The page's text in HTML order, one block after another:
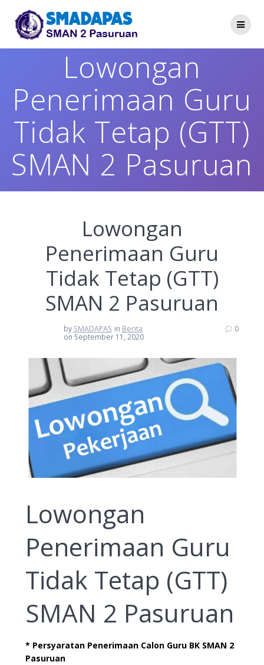
to
content
Lowongan
Penerimaan Guru
Tidak Tetap (GTT)
SMAN 2 Pasuruan
Lowongan
Penerimaan Guru
Tidak Tetap (GTT)
SMAN 2 Pasuruan
by SMADAPAS in Berita
on September 11, 2020
0
Lowongan
Penerimaan Guru
Tidak Tetap (GTT)
SMAN 2 Pasuruan
* Persyaratan Penerimaan Calon Guru BK SMAN 2
Pasuruan